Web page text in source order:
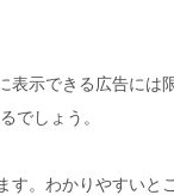
表示できる広告には
でしょう。
す。わかりやすいと